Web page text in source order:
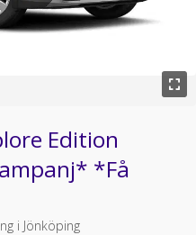
Edition
*Få
i Jönköping